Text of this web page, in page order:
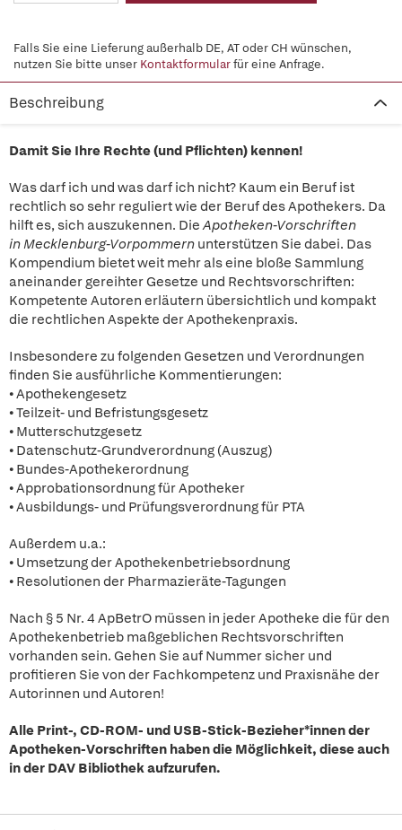
Falls Sie eine Lieferung außerhalb DE, AT oder CH wünschen,
nutzen Sie bitte unser Kontaktformularfür eine Anfrage.
Beschreibung
Damit Sie Ihre Rechte (und Pflichten) kennen!
Was darf ich und was darf ich nicht? Kaum ein Beruf ist
rechtlich so sehr reguliert wie der Beruf des Apothekers. Da
hilft es, sich auszukennen. DieApotheken-Vorschriften
in Mecklenburg-Vorpommern unterstützen Sie dabei. Das
Kompendium bietet weit mehr als eine bloße Sammlung
aneinander gereihter Gesetze und Rechtsvorschriften:
Kompetente Autoren erläutern übersichtlich und kompakt
die rechtlichen Aspekte der Apothekenpraxis.
Insbesondere zu folgenden Gesetzen und Verordnungen
finden Sie ausführliche Kommentierungen:
• Apothekengesetz
• Teilzeit- und Befristungsgesetz
• Mutterschutzgesetz
• Datenschutz-Grundverordnung (Auszug)
• Bundes-Apothekerordnung
• Approbationsordnung für Apotheker
• Ausbildungs- und Prüfungsverordnung für PTA
Außerdem u.a.:
• Umsetzung der Apothekenbetriebsordnung
• Resolutionen der Pharmazieräte-Tagungen
Nach § 5 Nr. 4 ApBetrO müssen in jeder Apotheke die für den
Apothekenbetrieb maßgeblichen Rechtsvorschriften
vorhanden sein. Gehen Sie auf Nummer sicher und
profitieren Sie von der Fachkompetenz und Praxisnähe der
Autorinnen und Autoren!
Alle Print-, CD-ROM- und USB-Stick-Bezieher*innen der
Apotheken-Vorschriften haben die Möglichkeit, diese auch
in der DAV Bibliothek aufzurufen.